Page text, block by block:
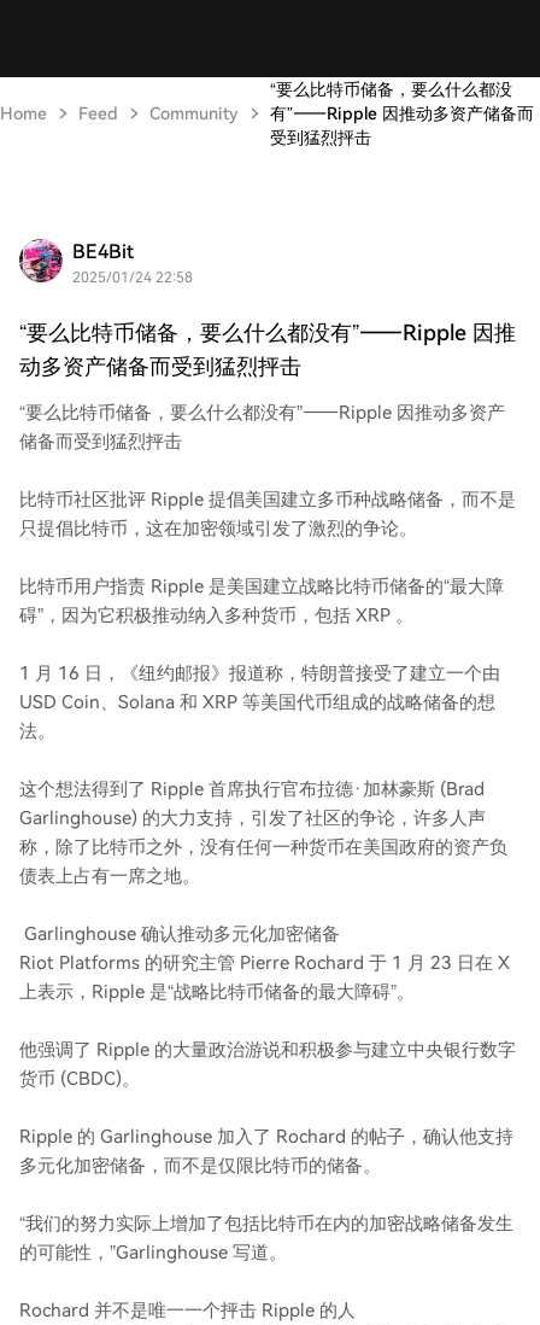
Home Feed Community
“要么比特币储备，要么什么都没
有”——Ripple 因推动多资产储备而
受到猛烈抨击
BE4Bit
2025/01/24 22:58
“要么比特币储备，要么什么都没有”——Ripple 因推
动多资产储备而受到猛烈抨击
“要么比特币储备，要么什么都没有”——Ripple 因推动多资产
储备而受到猛烈抨击
比特币社区批评 Ripple 提倡美国建立多币种战略储备，而不是
只提倡比特币，这在加密领域引发了激烈的争论。
比特币用户指责 Ripple 是美国建立战略比特币储备的“最大障
碍”，因为它积极推动纳入多种货币，包括 XRP 。
1 月 16 日，《纽约邮报》报道称，特朗普接受了建立一个由
USD Coin、Solana 和 XRP 等美国代币组成的战略储备的想
法。
这个想法得到了 Ripple 首席执行官布拉德·加林豪斯 (Brad
Garlinghouse) 的大力支持，引发了社区的争论，许多人声
称，除了比特币之外，没有任何一种货币在美国政府的资产负
债表上占有一席之地。
Garlinghouse 确认推动多元化加密储备
Riot Platforms 的研究主管 Pierre Rochard 于 1 月 23 日在 X
上表示，Ripple 是“战略比特币储备的最大障碍”。
他强调了 Ripple 的大量政治游说和积极参与建立中央银行数字
货币 (CBDC)。
Ripple 的 Garlinghouse 加入了 Rochard 的帖子，确认他支持
多元化加密储备，而不是仅限比特币的储备。
“我们的努力实际上增加了包括比特币在内的加密战略储备发生
的可能性，”Garlinghouse 写道。
Rochard 并不是唯一一个抨击 Ripple 的人